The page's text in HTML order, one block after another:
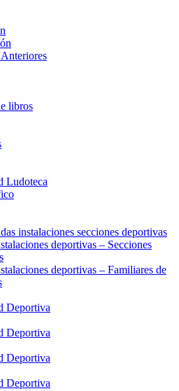
libros
Ludoteca
instalaciones secciones deportivas
deportivas – Secciones
deportivas – Familiares de
Deportiva
Deportiva
Deportiva
Deportiva